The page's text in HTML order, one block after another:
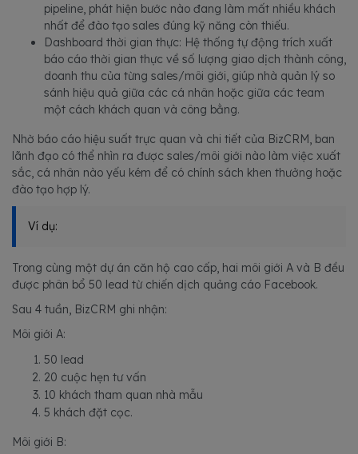
pipeline, phát hiện bước nào đang làm mất nhiều khách
nhất để đào tạo sales đúng kỹ năng còn thiếu.
Dashboard thời gian thực: Hệ thống tự động trích xuất
báo cáo thời gian thực về số lượng giao dịch thành công,
doanh thu của từng sales/môi giới, giúp nhà quản lý so
sánh hiệu quả giữa các cá nhân hoặc giữa các team
một cách khách quan và công bằng.
Nhờ báo cáo hiệu suất trực quan và chi tiết của BizCRM, ban
lãnh đạo có thể nhìn ra được sales/môi giới nào làm việc xuất
sắc, cá nhân nào yếu kém để có chính sách khen thưởng hoặc
đào tạo hợp lý.
Ví dụ:
Trong cùng một dự án căn hộ cao cấp, hai môi giới A và B đều
được phân bổ 50 lead từ chiến dịch quảng cáo Facebook.
Sau 4 tuần, BizCRM ghi nhận:
Môi giới A:
50 lead
20 cuộc hẹn tư vấn
10 khách tham quan nhà mẫu
5 khách đặt cọc.
Môi giới B: